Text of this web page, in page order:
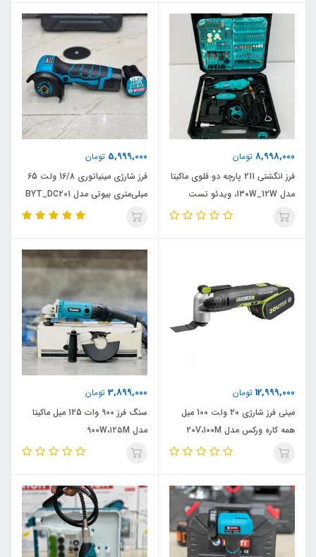
8,998,000 تومان
فرز انگشتی 211 پارچه دو قلوی ماکیتا
مدل 130W_12W، ویدئو تست
پائین صفحه
5,999,000 تومان
فرز شارژی مینیاتوری 16/8 ولت 65
میلی‌متری بیوتی مدل BYT_DC201
اصلی ویدئو تست پائین صفحه
12,999,000 تومان
مینی فرز شارژی 20 ولت 100 میل
همه کاره ورکس مدل 20V،100M
3,899,000 تومان
سنگ فرز 900 وات 125 میل ماکیتا
مدل 900W،۱۲۵M